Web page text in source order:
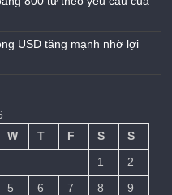
USD tăng mạnh nhờ lợi
W T F S
S
1
2
5 6 7 8
9